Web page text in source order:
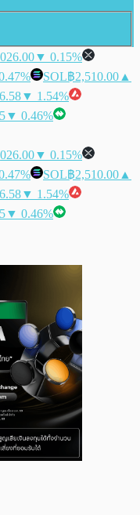
▼ 0.15%
SOL฿2,510.00 ▲
▼ 1.54%
▼ 0.46%
▼ 0.15%
SOL฿2,510.00 ▲
▼ 1.54%
▼ 0.46%